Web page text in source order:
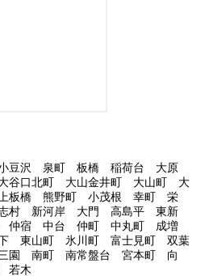
豆沢 泉町 板橋 稲荷台 大原
谷口北町 大山金井町 大山町 大
板橋 熊野町 小茂根 幸町 栄
村 新河岸 大門 高島平 東新
仲宿 中台 仲町 中丸町 成増
東山町 氷川町 富士見町 双葉
園 南町 南常盤台 宮本町 向
若木